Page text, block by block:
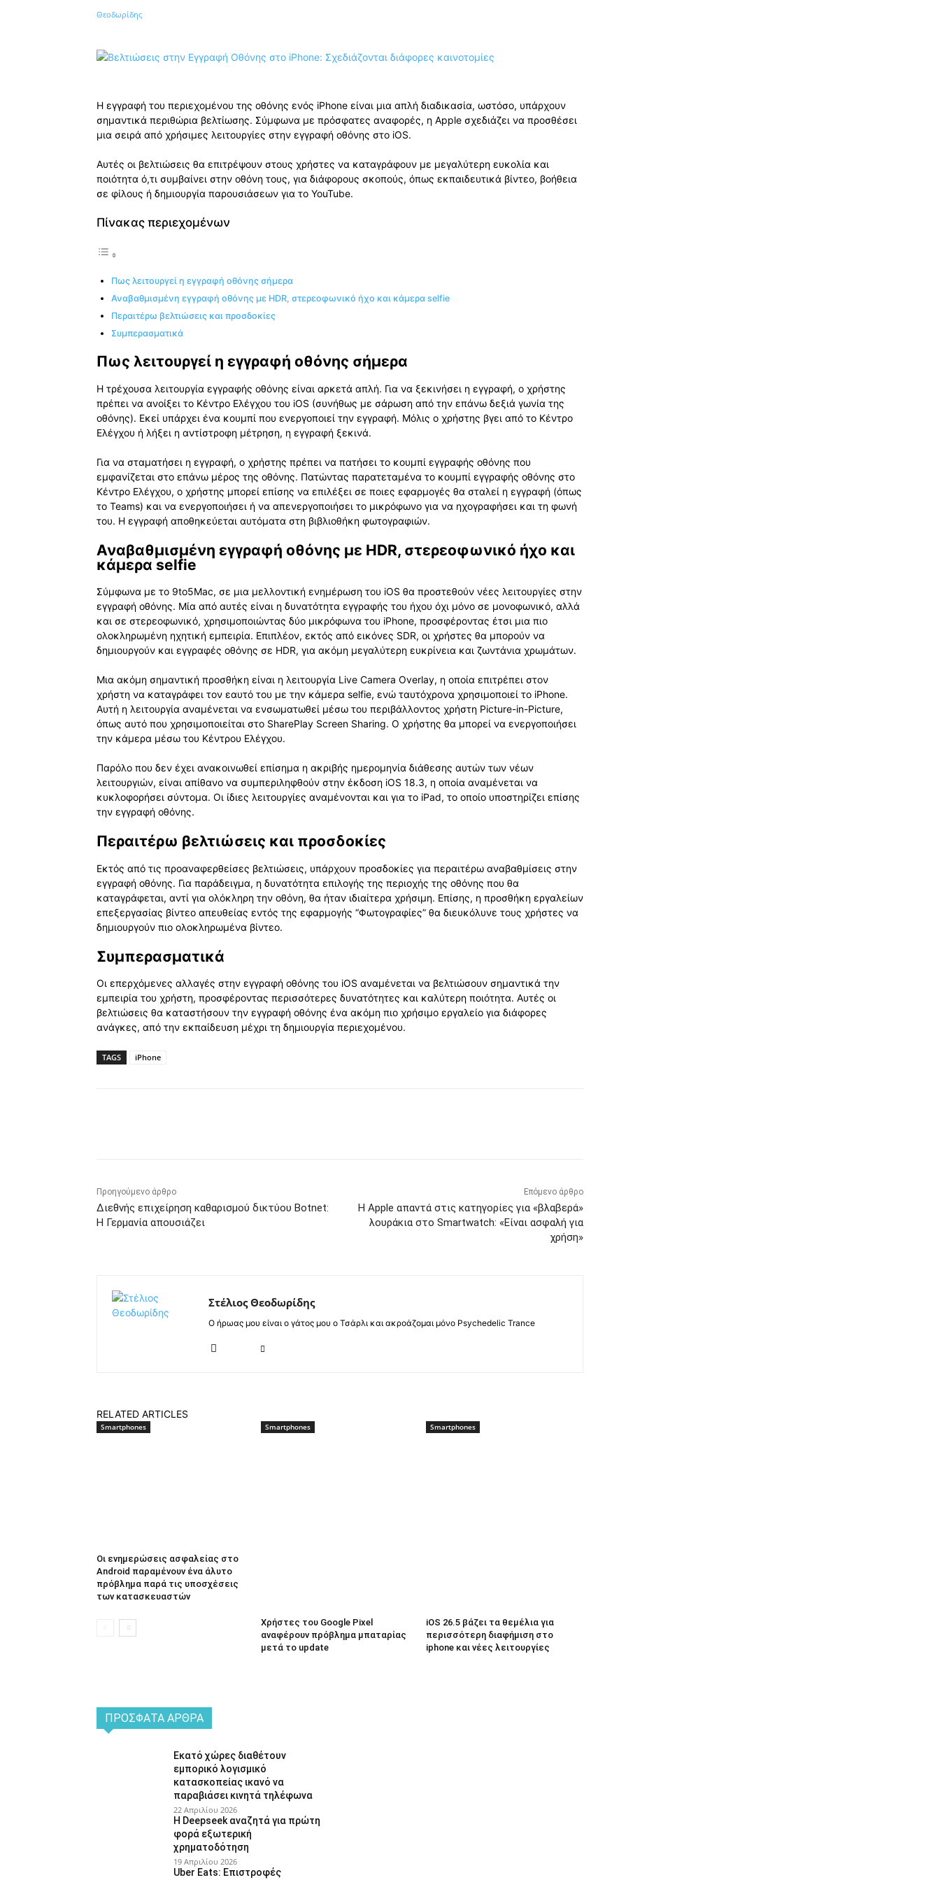
Κοινοποίηση
Η εγγραφή του περιεχομένου της οθόνης ενός iPhone είναι μια απλή διαδικασία, ωστόσο, υπάρχουν
σημαντικά περιθώρια βελτίωσης. Σύμφωνα με πρόσφατες αναφορές, η Apple σχεδιάζει να προσθέσει
μια σειρά από χρήσιμες λειτουργίες στην εγγραφή οθόνης στο iOS.
Αυτές οι βελτιώσεις θα επιτρέψουν στους χρήστες να καταγράφουν με μεγαλύτερη ευκολία και
ποιότητα ό,τι συμβαίνει στην οθόνη τους, για διάφορους σκοπούς, όπως εκπαιδευτικά βίντεο, βοήθεια
σε φίλους ή δημιουργία παρουσιάσεων για το YouTube.
Πίνακας περιεχομένων
Πως λειτουργεί η εγγραφή οθόνης σήμερα
Αναβαθμισμένη εγγραφή οθόνης με HDR, στερεοφωνικό ήχο και κάμερα selfie
Περαιτέρω βελτιώσεις και προσδοκίες
Συμπερασματικά
Πως λειτουργεί η εγγραφή οθόνης σήμερα
Η τρέχουσα λειτουργία εγγραφής οθόνης είναι αρκετά απλή. Για να ξεκινήσει η εγγραφή, ο χρήστης
πρέπει να ανοίξει το Κέντρο Ελέγχου του iOS (συνήθως με σάρωση από την επάνω δεξιά γωνία της
οθόνης). Εκεί υπάρχει ένα κουμπί που ενεργοποιεί την εγγραφή. Μόλις ο χρήστης βγει από το Κέντρο
Ελέγχου ή λήξει η αντίστροφη μέτρηση, η εγγραφή ξεκινά.
Για να σταματήσει η εγγραφή, ο χρήστης πρέπει να πατήσει το κουμπί εγγραφής οθόνης που
εμφανίζεται στο επάνω μέρος της οθόνης. Πατώντας παρατεταμένα το κουμπί εγγραφής οθόνης στο
Κέντρο Ελέγχου, ο χρήστης μπορεί επίσης να επιλέξει σε ποιες εφαρμογές θα σταλεί η εγγραφή (όπως
το Teams) και να ενεργοποιήσει ή να απενεργοποιήσει το μικρόφωνο για να ηχογραφήσει και τη φωνή
του. Η εγγραφή αποθηκεύεται αυτόματα στη βιβλιοθήκη φωτογραφιών.
Αναβαθμισμένη εγγραφή οθόνης με HDR, στερεοφωνικό ήχο και
κάμερα selfie
Σύμφωνα με το 9to5Mac, σε μια μελλοντική ενημέρωση του iOS θα προστεθούν νέες λειτουργίες στην
εγγραφή οθόνης. Μία από αυτές είναι η δυνατότητα εγγραφής του ήχου όχι μόνο σε μονοφωνικό, αλλά
και σε στερεοφωνικό, χρησιμοποιώντας δύο μικρόφωνα του iPhone, προσφέροντας έτσι μια πιο
ολοκληρωμένη ηχητική εμπειρία. Επιπλέον, εκτός από εικόνες SDR, οι χρήστες θα μπορούν να
δημιουργούν και εγγραφές οθόνης σε HDR, για ακόμη μεγαλύτερη ευκρίνεια και ζωντάνια χρωμάτων.
Μια ακόμη σημαντική προσθήκη είναι η λειτουργία Live Camera Overlay, η οποία επιτρέπει στον
χρήστη να καταγράφει τον εαυτό του με την κάμερα selfie, ενώ ταυτόχρονα χρησιμοποιεί το iPhone.
Αυτή η λειτουργία αναμένεται να ενσωματωθεί μέσω του περιβάλλοντος χρήστη Picture-in-Picture,
όπως αυτό που χρησιμοποιείται στο SharePlay Screen Sharing. Ο χρήστης θα μπορεί να ενεργοποιήσει
την κάμερα μέσω του Κέντρου Ελέγχου.
Παρόλο που δεν έχει ανακοινωθεί επίσημα η ακριβής ημερομηνία διάθεσης αυτών των νέων
λειτουργιών, είναι απίθανο να συμπεριληφθούν στην έκδοση iOS 18.3, η οποία αναμένεται να
κυκλοφορήσει σύντομα. Οι ίδιες λειτουργίες αναμένονται και για το iPad, το οποίο υποστηρίζει επίσης
την εγγραφή οθόνης.
Περαιτέρω βελτιώσεις και προσδοκίες
Εκτός από τις προαναφερθείσες βελτιώσεις, υπάρχουν προσδοκίες για περαιτέρω αναβαθμίσεις στην
εγγραφή οθόνης. Για παράδειγμα, η δυνατότητα επιλογής της περιοχής της οθόνης που θα
καταγράφεται, αντί για ολόκληρη την οθόνη, θα ήταν ιδιαίτερα χρήσιμη. Επίσης, η προσθήκη εργαλείων
επεξεργασίας βίντεο απευθείας εντός της εφαρμογής “Φωτογραφίες” θα διευκόλυνε τους χρήστες να
δημιουργούν πιο ολοκληρωμένα βίντεο.
Συμπερασματικά
Οι επερχόμενες αλλαγές στην εγγραφή οθόνης του iOS αναμένεται να βελτιώσουν σημαντικά την
εμπειρία του χρήστη, προσφέροντας περισσότερες δυνατότητες και καλύτερη ποιότητα. Αυτές οι
βελτιώσεις θα καταστήσουν την εγγραφή οθόνης ένα ακόμη πιο χρήσιμο εργαλείο για διάφορες
ανάγκες, από την εκπαίδευση μέχρι τη δημιουργία περιεχομένου.
TAGS iPhone
Προηγούμενο άρθρο
Διεθνής επιχείρηση καθαρισμού δικτύου Botnet:
Η Γερμανία απουσιάζει
Επόμενο άρθρο
Η Apple απαντά στις κατηγορίες για «βλαβερά»
λουράκια στο Smartwatch: «Είναι ασφαλή για
χρήση»
Στέλιος Θεοδωρίδης
Ο ήρωας μου είναι ο γάτος μου ο Τσάρλι και ακροάζομαι μόνο Psychedelic Trance
RELATED ARTICLES
Smartphones
Οι ενημερώσεις ασφαλείας στο
Android παραμένουν ένα άλυτο
πρόβλημα παρά τις υποσχέσεις
των κατασκευαστών
Smartphones
Χρήστες του Google Pixel
αναφέρουν πρόβλημα μπαταρίας
μετά το update
Smartphones
iOS 26.5 βάζει τα θεμέλια για
περισσότερη διαφήμιση στο
iphone και νέες λειτουργίες
ΠΡΌΣΦΑΤΑ ΆΡΘΡΑ
Εκατό χώρες διαθέτουν
εμπορικό λογισμικό
κατασκοπείας ικανό να
παραβιάσει κινητά τηλέφωνα
22 Απριλίου 2026
Η Deepseek αναζητά για πρώτη
φορά εξωτερική
χρηματοδότηση
19 Απριλίου 2026
Uber Eats: Επιστροφές